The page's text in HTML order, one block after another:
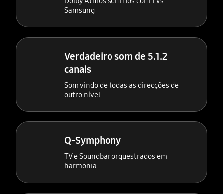
Samsung
Verdadeiro som de 5.1.2
canais
Som vindo de todas as direcções de
outro nível
Q-Symphony
TV e Soundbar orquestrados em
harmonia